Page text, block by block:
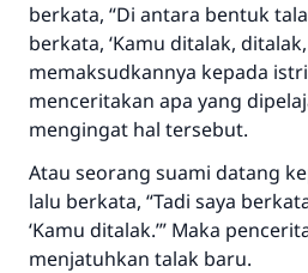
berkata, “Di antara bentuk
berkata, ‘Kamu ditalak,
memaksudkannya kepada
menceritakan apa yang
mengingat hal tersebut.
Atau seorang suami datang
lalu berkata, “Tadi saya
‘Kamu ditalak.’” Maka
menjatuhkan talak baru.